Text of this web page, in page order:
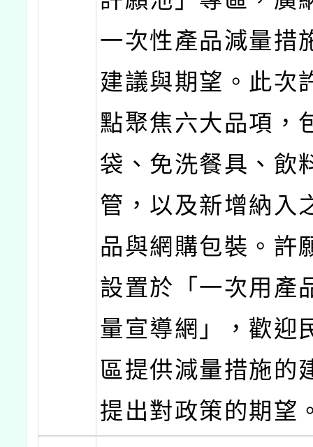
一次性產品減量措
建議與期望。此次
點聚焦六大品項，
袋、免洗餐具、飲
管，以及新增納入
品與網購包裝。許
設置於「一次用產
量宣導網」，歡迎
區提供減量措施的
提出對政策的期望